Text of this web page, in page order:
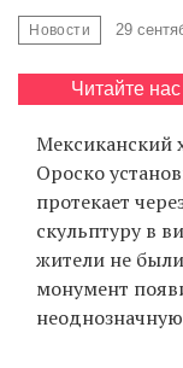
Новости 29
Читайте нас
Мексиканский
Ороско
протекает
скульптуру в
жители не
монумент